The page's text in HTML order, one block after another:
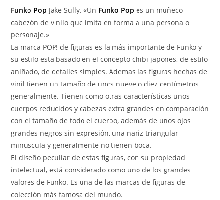
Funko Pop Jake Sully. «Un Funko Pop es un muñeco
cabezón de vinilo que imita en forma a una persona o
personaje.»
La marca POP! de figuras es la más importante de Funko y
su estilo está basado en el concepto chibi japonés, de estilo
aniñado, de detalles simples. Ademas las figuras hechas de
vinil tienen un tamaño de unos nueve o diez centímetros
generalmente. Tienen como otras características unos
cuerpos reducidos y cabezas extra grandes en comparación
con el tamaño de todo el cuerpo, además de unos ojos
grandes negros sin expresión, una nariz triangular
minúscula y generalmente no tienen boca.
El diseño peculiar de estas figuras, con su propiedad
intelectual, está considerado como uno de los grandes
valores de Funko. Es una de las marcas de figuras de
colección más famosa del mundo.